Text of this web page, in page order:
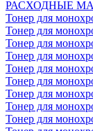
РАСХОДНЫЕ
Тонер для
Тонер для
Тонер для
Тонер для
Тонер для
Тонер для
Тонер для
Тонер для
Тонер для